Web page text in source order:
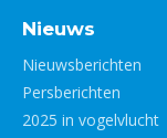
Nieuws
Nieuwsberichten
Persberichten
2025 in vogelvlucht